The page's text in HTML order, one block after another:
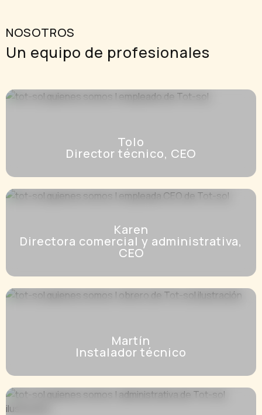
Un equipo de profesionales
NOSOTROS
Tolo
Director técnico, CEO
Karen
Directora comercial y administrativa,
CEO
Martín
Instalador técnico